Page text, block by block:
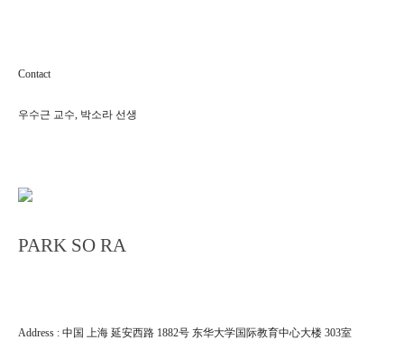
Contact
우수근 교수, 박소라 선생
PARK SO RA
Address : 中国 上海 延安西路 1882号 东华大学国际教育中心大楼 303室